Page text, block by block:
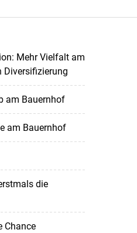
Mehr Vielfalt am
Diversifizierung
am Bauernhof
am Bauernhof
die
Chance